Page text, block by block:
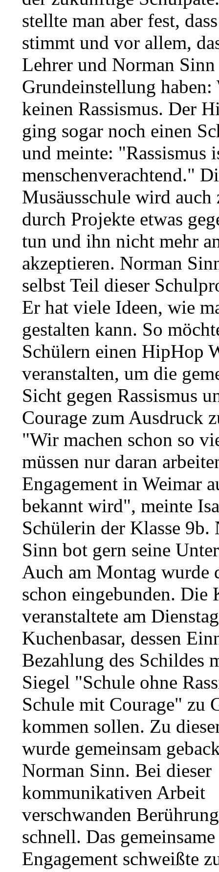
stellte man aber fest,
stimmt und vor allem,
Lehrer und Norman
Grundeinstellung
keinen Rassismus. Der
ging sogar noch einen
und meinte: "Rassismus
menschenverachtend."
Musäusschule wird
durch Projekte etwas
tun und ihn nicht mehr
akzeptieren. Norman
selbst Teil dieser
Er hat viele Ideen, wie
gestalten kann. So
Schülern einen HipHop
veranstalten, um die
Sicht gegen Rassismus
Courage zum Ausdruck
"Wir machen schon so
müssen nur daran
Engagement in Weimar
bekannt wird", meinte
Schülerin der Klasse 9b.
Sinn bot gern seine
Auch am Montag wurde
schon eingebunden. Die
veranstaltete am
Kuchenbasar, dessen
Bezahlung des Schildes
Siegel "Schule ohne
Schule mit Courage" zu
kommen sollen. Zu
wurde gemeinsam
Norman Sinn. Bei dieser
kommunikativen Arbeit
verschwanden
schnell. Das gemeinsame
Engagement schweißte